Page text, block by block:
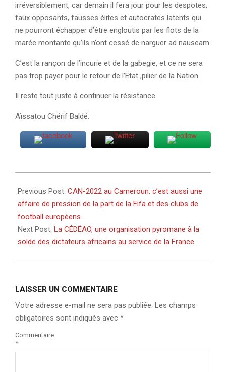
irréversiblement, car demain il fera jour pour les despotes,
faux opposants, fausses élites et autocrates latents qui
ne pourront échapper d’être engloutis par les flots de la
marée montante qu’ils n’ont cessé de narguer ad nauseam.
C’est la rançon de l’incurie et de la gabegie, et ce ne sera
pas trop payer pour le retour de l’Etat ,pilier de la Nation.
Il reste tout juste à continuer la résistance.
Aïssatou Chérif Baldé.
01-
09
Previous Post: CAN-2022 au Cameroun: c’est aussi une
affaire de pression de la part de la Fifa et des clubs de
football européens.
Next Post: La CÉDÉAO, une organisation pyromane à la
solde des dictateurs africains au service de la France.
LAISSER UN COMMENTAIRE
Votre adresse e-mail ne sera pas publiée. Les champs
obligatoires sont indiqués avec *
Commentaire
*